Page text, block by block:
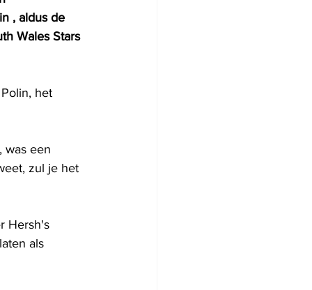
, aldus de
Wales Stars
het
was een
zul je het
Hersh's
als